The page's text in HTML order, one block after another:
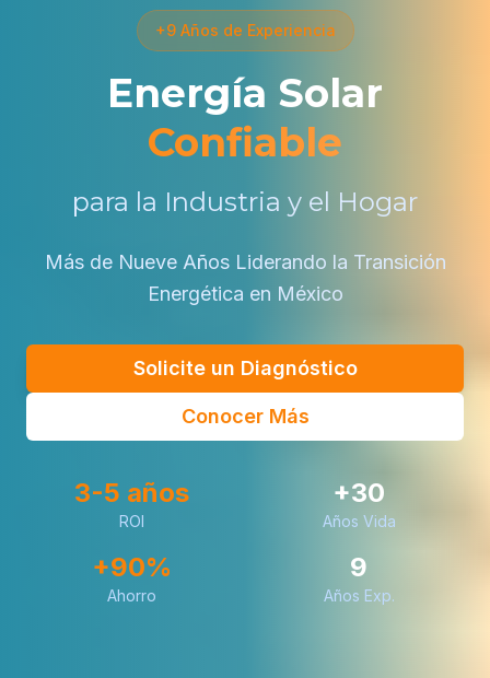
+9 Años de Experiencia
Energía Solar
Confiable
para la Industria y el Hogar
Más de Nueve Años Liderando la Transición
Energética en México
Solicite un Diagnóstico
Conocer Más
3-5 años
ROI
+30
Años Vida
+90%
Ahorro
9
Años Exp.